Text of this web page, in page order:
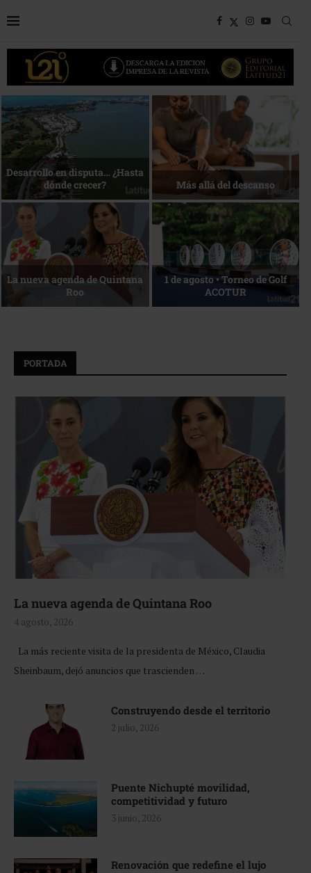
Bottega, un viaje servido a la
mesa
Energía que Impulsa la
competitividad
Reconocimiento de viajeros La esencia del servicio
PORTADA
La nueva agenda de Quintana Roo
4 agosto, 2026
La más reciente visita de la presidenta de México, Claudia
Sheinbaum, dejó anuncios que trascienden …
Construyendo desde el territorio
2 julio, 2026
Puente Nichupté movilidad,
competitividad y futuro
3 junio, 2026
Renovación que redefine el lujo